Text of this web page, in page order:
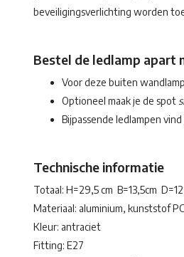
beveiligingsverlichting worden
Bestel de ledlamp apart
Voor deze buiten
Optioneel maak je de spot
Bijpassende ledlampen
Technische informatie
Totaal: H=29,5 cm B=13,5cm
Materiaal: aluminium, kunststof
Kleur: antraciet
Fitting: E27